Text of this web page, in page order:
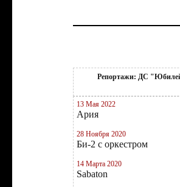
Репортажи: ДС
13 Мая 2022
Ария
28 Ноября 2020
Би-2 с оркестром
14 Марта 2020
Sabaton